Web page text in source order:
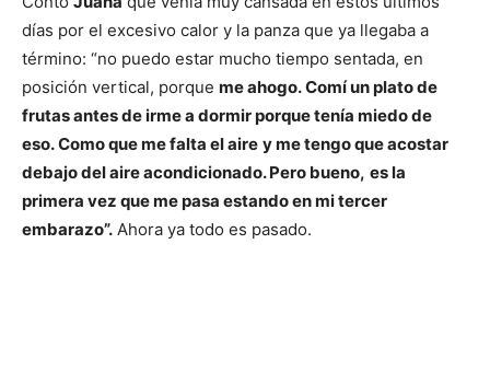
días por el excesivo calor y la panza que ya llegaba a
término: “no puedo estar mucho tiempo sentada, en
posición vertical, porque me ahogo. Comí un plato de
frutas antes de irme a dormir porque tenía miedo de
eso. Como que me falta el aire y me tengo que acostar
debajo del aire acondicionado. Pero bueno, es la
primera vez que me pasa estando en mi tercer
embarazo”. Ahora ya todo es pasado.